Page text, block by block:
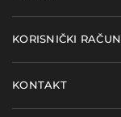
KORISNIČKI RAČUN
KONTAKT